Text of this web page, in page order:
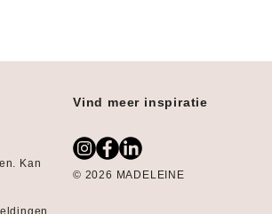
Kan
Vind meer inspiratie
© 2026 MADELEINE